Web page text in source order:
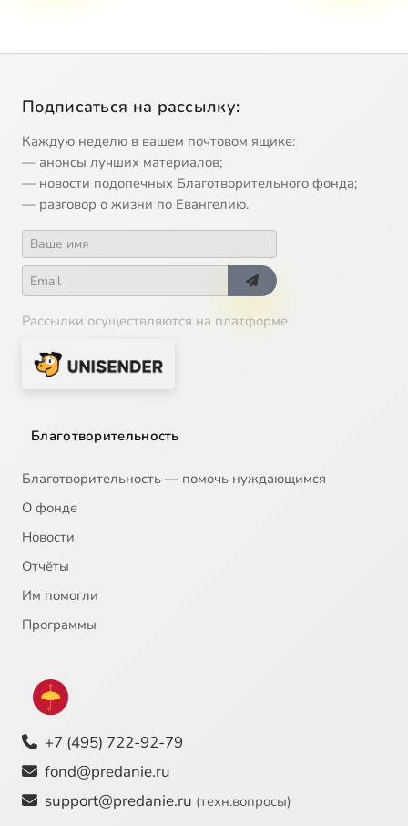
Подписаться на рассылку:
Каждую неделю в вашем почтовом ящике:
— анонсы лучших материалов;
— новости подопечных Благотворительного фонда;
— разговор о жизни по Евангелию.
Рассылки осуществляются на платформе
Благотворительность
Благотворительность — помочь нуждающимся
О фонде
Новости
Отчёты
Им помогли
Программы
+7 (495) 722-92-79
fond@predanie.ru
support@predanie.ru (техн.вопросы)